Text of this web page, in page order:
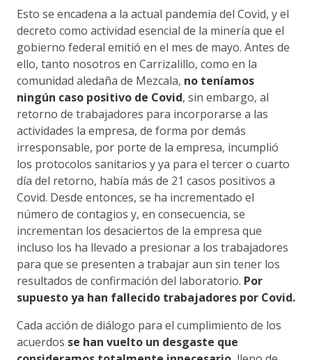
Esto se encadena a la actual pandemia del Covid, y el
decreto como actividad esencial de la minería que el
gobierno federal emitió en el mes de mayo. Antes de
ello, tanto nosotros en Carrizalillo, como en la
comunidad aledaña de Mezcala, no teníamos
ningún caso positivo de Covid, sin embargo, al
retorno de trabajadores para incorporarse a las
actividades la empresa, de forma por demás
irresponsable, por porte de la empresa, incumplió
los protocolos sanitarios y ya para el tercer o cuarto
día del retorno, había más de 21 casos positivos a
Covid. Desde entonces, se ha incrementado el
número de contagios y, en consecuencia, se
incrementan los desaciertos de la empresa que
incluso los ha llevado a presionar a los trabajadores
para que se presenten a trabajar aun sin tener los
resultados de confirmación del laboratorio. Por
supuesto ya han fallecido trabajadores por Covid.
Cada acción de diálogo para el cumplimiento de los
acuerdos se han vuelto un desgaste que